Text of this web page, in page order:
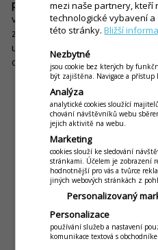
program, který vám bude
věrnostnímu systému si
zákazníků a nabízet jim různé
udržet stálé zákazníky, ale
oslovila vaše nabídka.
5. Nedostatek
mezi naše partnery, kteří
technologické vybavení
této stránky.Bližší
Nezbytné
jsou cookie bez kterých by
být zajištěna. Navigace a
Analýza
analytické cookies sloužící
chování návštěvníků webu
jejich aktivitě na webu.
Marketing
cookies slouží ke sledování
stránkami. Účelem je zobrazení
hodnotnější pro vás a tvůrce
jiných webových stránkách z
Personalizovaný
Personalizace
používání služeb a nastavení
komunikace textová s